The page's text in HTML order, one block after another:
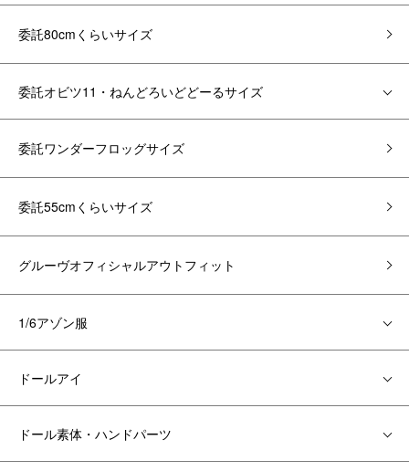
委託80cmくらいサイズ
委託オビツ11・ねんどろいどどーるサイズ
委託ワンダーフロッグサイズ
委託55cmくらいサイズ
グルーヴオフィシャルアウトフィット
1/6アゾン服
ドールアイ
ドール素体・ハンドパーツ